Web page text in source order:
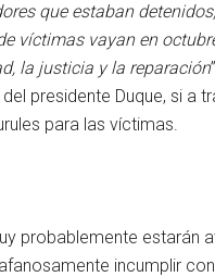
que estaban
víctimas vayan en
la justicia y la reparación”
presidente Duque, si a
para las víctimas.
probablemente estarán
incumplir